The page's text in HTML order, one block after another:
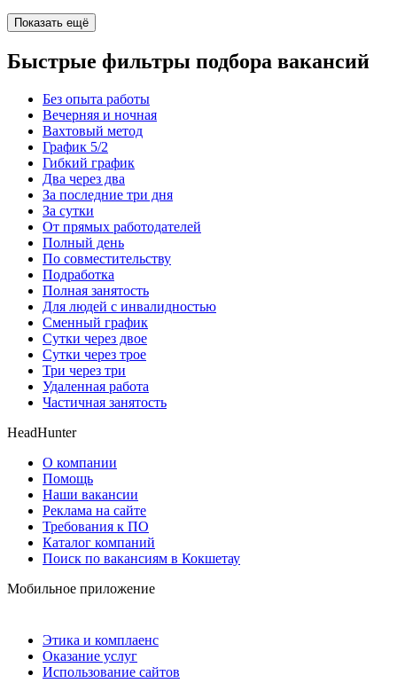
Показать ещё
Быстрые фильтры подбора вакансий
Без опыта работы
Вечерняя и ночная
Вахтовый метод
График 5/2
Гибкий график
Два через два
За последние три дня
За сутки
От прямых работодателей
Полный день
По совместительству
Подработка
Полная занятость
Для людей с инвалидностью
Сменный график
Сутки через двое
Сутки через трое
Три через три
Удаленная работа
Частичная занятость
HeadHunter
О компании
Помощь
Наши вакансии
Реклама на сайте
Требования к ПО
Каталог компаний
Поиск по вакансиям в Кокшетау
Мобильное приложение
Этика и комплаенс
Оказание услуг
Использование сайтов